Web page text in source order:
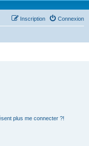
Connexion
Inscription
plus me connecter ?!